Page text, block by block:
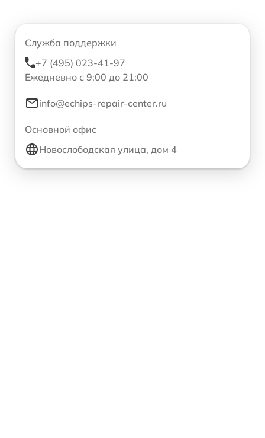
Служба поддержки
+7 (495) 023-41-97
Ежедневно с 9:00 до 21:00
info@echips-repair-center.ru
Основной офис
Новослободская улица, дом 4